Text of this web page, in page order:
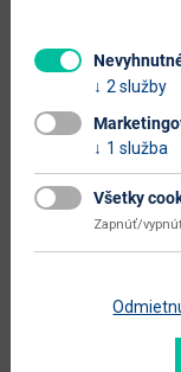
čistá váha výrobcu
typové označenie
dodáva sa
montáž
2 služby
1 služba
Všetky
Zapnúť/